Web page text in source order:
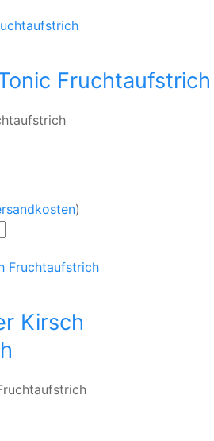
Fruchtaufstrich
)
Kirsch